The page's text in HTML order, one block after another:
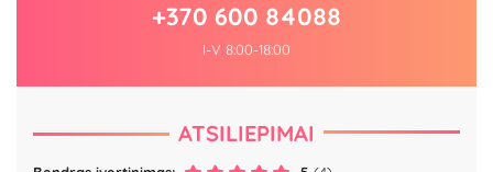
+370 600 84088
I-V 8:00-18:00
ATSILIEPIMAI